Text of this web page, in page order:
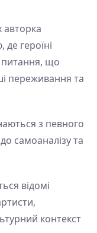
авторка
героїні
питання, що
переживання та
з певного
самоаналізу та
відомі
контекст